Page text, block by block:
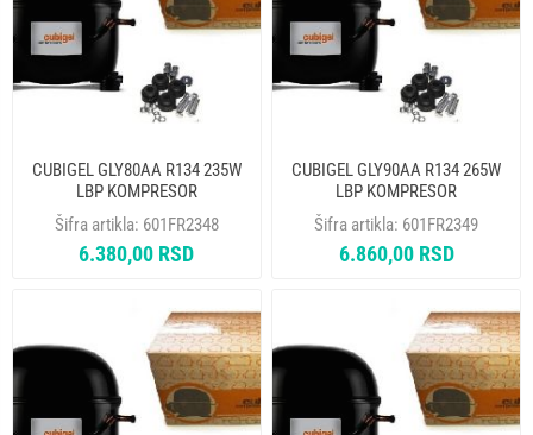
CUBIGEL GLY80AA R134 235W
LBP KOMPRESOR
Šifra artikla: 601FR2348
6.380,00 RSD
CUBIGEL GLY90AA R134 265W
LBP KOMPRESOR
Šifra artikla: 601FR2349
6.860,00 RSD